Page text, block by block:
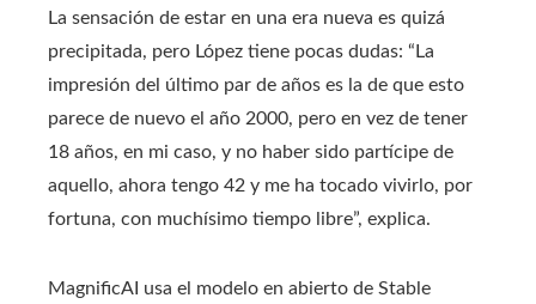
La sensación de estar en una era nueva es quizá
precipitada, pero López tiene pocas dudas: “La
impresión del último par de años es la de que esto
parece de nuevo el año 2000, pero en vez de tener
18 años, en mi caso, y no haber sido partícipe de
aquello, ahora tengo 42 y me ha tocado vivirlo, por
fortuna, con muchísimo tiempo libre”, explica.
MagnificAI usa el modelo en abierto de Stable